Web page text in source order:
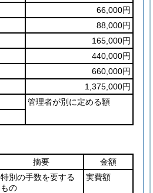
66,000円
88,000円
165,000円
440,000円
660,000円
1,375,000円
管理者が別に定める額
摘要
金額
特別の手数を要する
もの
実費額